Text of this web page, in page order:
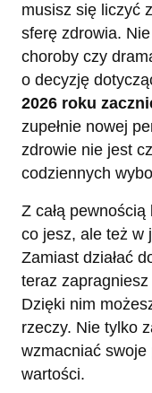
musisz się liczyć
sferę zdrowia.
choroby czy
o decyzję
2026 roku
zupełnie nowej
zdrowie nie jest
codziennych
Z całą
co jesz, ale też w
Zamiast działać
teraz zapragniesz
Dzięki nim
rzeczy. Nie tylko
wzmacniać
wartości.